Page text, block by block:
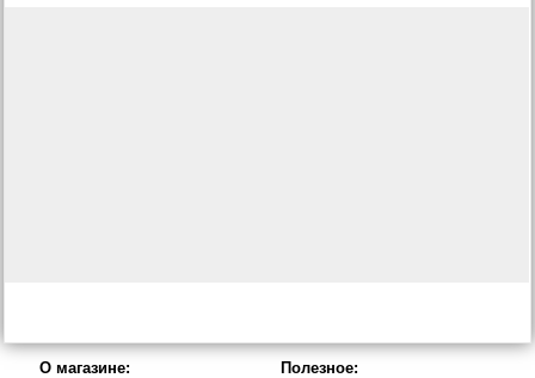
О магазине: Полезное: